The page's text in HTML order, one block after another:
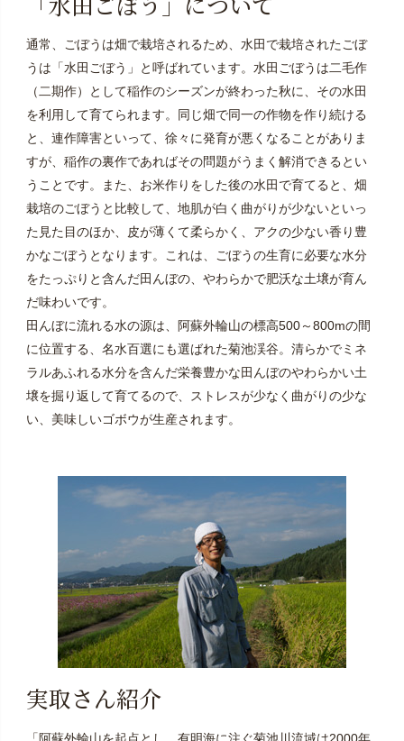
通常、ごぼうは畑で栽培されるため、水田で栽培されたごぼ
うは「水田ごぼう」と呼ばれています。水田ごぼうは二毛作
（二期作）として稲作のシーズンが終わった秋に、その水田
を利用して育てられます。同じ畑で同一の作物を作り続ける
と、連作障害といって、徐々に発育が悪くなることがありま
すが、稲作の裏作であればその問題がうまく解消できるとい
うことです。また、お米作りをした後の水田で育てると、畑
栽培のごぼうと比較して、地肌が白く曲がりが少ないといっ
た見た目のほか、皮が薄くて柔らかく、アクの少ない香り豊
かなごぼうとなります。これは、ごぼうの生育に必要な水分
をたっぷりと含んだ田んぼの、やわらかで肥沃な土壌が育ん
だ味わいです。
田んぼに流れる水の源は、阿蘇外輪山の標高500～800mの間
に位置する、名水百選にも選ばれた菊池渓谷。清らかでミネ
ラルあふれる水分を含んだ栄養豊かな田んぼのやわらかい土
壌を掘り返して育てるので、ストレスが少なく曲がりの少な
い、美味しいゴボウが生産されます。
実取さん紹介
「阿蘇外輪山を起点とし、有明海に注ぐ菊池川流域は2000年